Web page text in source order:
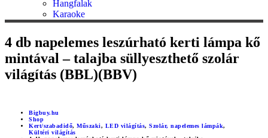
Hangfalak
Karaoke
4 db napelemes leszúrható kerti lámpa kő
mintával – talajba süllyeszthető szolár
világítás (BBL)(BBV)
Bigbuy.hu
Shop
Kert/szabadidő, Műszaki, LED világítás, Szolár, napelemes lámpák,
Kültéri világítás